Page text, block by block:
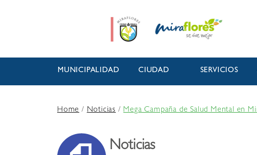
MUNICIPALIDAD CIUDAD SERVICIOS
Home/Noticias /Mega Campaña de Salud Mental en
Noticias